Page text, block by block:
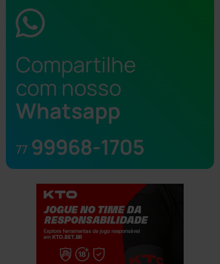
Compartilhe
com nosso
Whatsapp
77 99968-1705